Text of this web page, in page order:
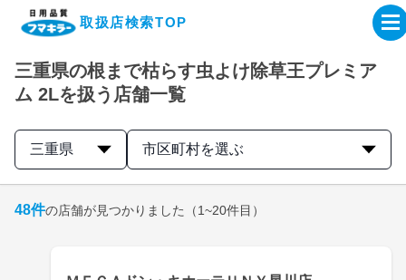
取扱店検索TOP
企業・IR情報サイト
製品情報サイト
三重県の根まで枯らす虫よけ除草王プレミア
ム 2Lを扱う店舗一覧
三重県 市区町村を選ぶ
48件の店舗が見つかりました （1~20件目）